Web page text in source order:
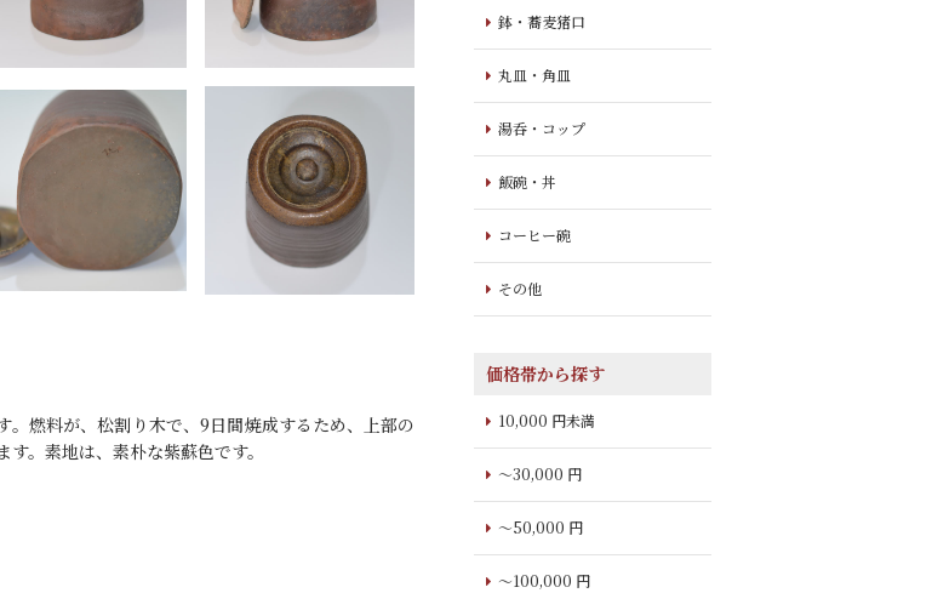
燃料が、松割り木で、9日間焼成するため、上部の
。素地は、素朴な紫蘇色です。
鉢・蕎麦猪口
丸皿・角皿
湯呑・コップ
飯碗・丼
コーヒー碗
その他
価格帯から探す
10,000 円未満
～30,000 円
～50,000 円
～100,000 円